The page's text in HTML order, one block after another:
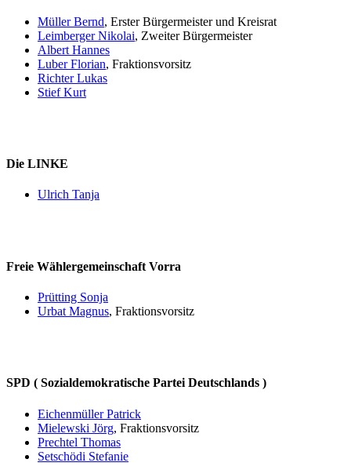
Müller Bernd, Erster Bürgermeister und Kreisrat
Leimberger Nikolai, Zweiter Bürgermeister
Albert Hannes
Luber Florian, Fraktionsvorsitz
Richter Lukas
Stief Kurt
Die LINKE
Ulrich Tanja
Freie Wählergemeinschaft Vorra
Prütting Sonja
Urbat Magnus, Fraktionsvorsitz
SPD ( Sozialdemokratische Partei Deutschlands )
Eichenmüller Patrick
Mielewski Jörg, Fraktionsvorsitz
Prechtel Thomas
Setschödi Stefanie